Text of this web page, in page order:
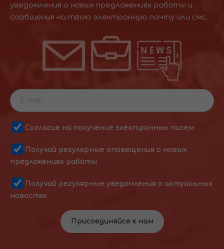
уведомления о новых предложениях работы и
сообщения на твою электронную почту или смс.
Согласие на получение электронных писем
Получай регулярные оповещения о новых
предложениях работы
Получай регулярные уведомления о актуальных
новостях
Присоединяйся к нам